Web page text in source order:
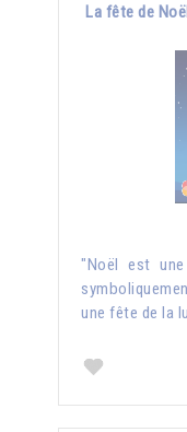
La fête de
"Noël est
une fête de la